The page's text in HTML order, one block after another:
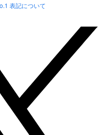
表記について